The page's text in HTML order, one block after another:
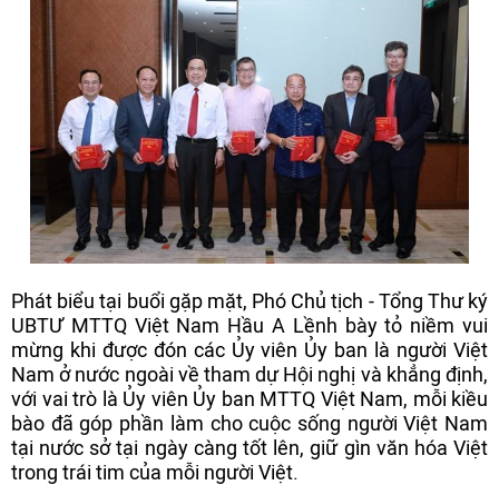
Phát biểu tại buổi gặp mặt, Phó Chủ tịch - Tổng Thư ký
UBTƯ MTTQ Việt Nam Hầu A Lềnh bày tỏ niềm vui
mừng khi được đón các Ủy viên Ủy ban là người Việt
Nam ở nước ngoài về tham dự Hội nghị và khẳng định,
với vai trò là Ủy viên Ủy ban MTTQ Việt Nam, mỗi kiều
bào đã góp phần làm cho cuộc sống người Việt Nam
tại nước sở tại ngày càng tốt lên, giữ gìn văn hóa Việt
trong trái tim của mỗi người Việt.